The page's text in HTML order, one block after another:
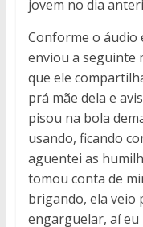
jovem no dia
Conforme o áudio
enviou a seguinte
que ele
prá mãe dela e
pisou na bola
usando, ficando
aguentei as
tomou conta de
brigando, ela veio
engarguelar, aí eu